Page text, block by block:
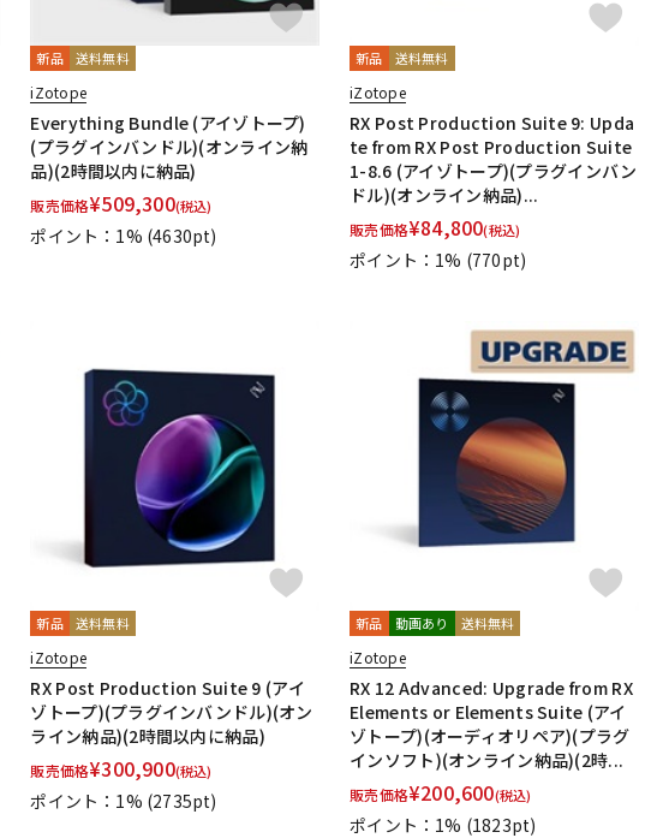
新品 送料無料
iZotope
Everything Bundle (アイゾトープ)
(プラグインバンドル)(オンライン納
品)(2時間以内に納品)
販売価格¥509,300(税込)
ポイント：1% (4630pt)
新品 送料無料
iZotope
RX Post Production Suite 9: Upda
te from RX Post Production Suite
1-8.6 (アイゾトープ)(プラグインバン
ドル)(オンライン納品)...
販売価格¥84,800(税込)
ポイント：1% (770pt)
新品 送料無料
iZotope
RX Post Production Suite 9 (アイ
ゾトープ)(プラグインバンドル)(オン
ライン納品)(2時間以内に納品)
販売価格¥300,900(税込)
ポイント：1% (2735pt)
新品 動画あり 送料無料
iZotope
RX 12 Advanced: Upgrade from RX
Elements or Elements Suite (アイ
ゾトープ)(オーディオリペア)(プラグ
インソフト)(オンライン納品)(2時...
販売価格¥200,600(税込)
ポイント：1% (1823pt)